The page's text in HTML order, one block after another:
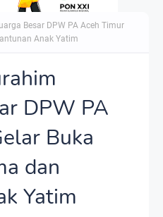
Besar DPW PA Aceh Timur
Anak Yatim
DPW PA
Buka
dan
Yatim